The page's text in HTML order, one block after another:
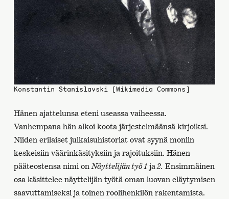
Konstantin Stanislavski [Wikimedia Commons]
Hänen ajattelunsa eteni useassa vaiheessa.
Vanhempana hän alkoi koota järjestelmäänsä kirjoiksi.
Niiden erilaiset julkaisuhistoriat ovat syynä moniin
keskeisiin väärinkäsityksiin ja rajoituksiin. Hänen
pääteostensa nimi on Näyttelijän työ 1ja2. Ensimmäinen
osa käsittelee näyttelijän työtä oman luovan eläytymisen
saavuttamiseksi ja toinen roolihenkilön rakentamista.